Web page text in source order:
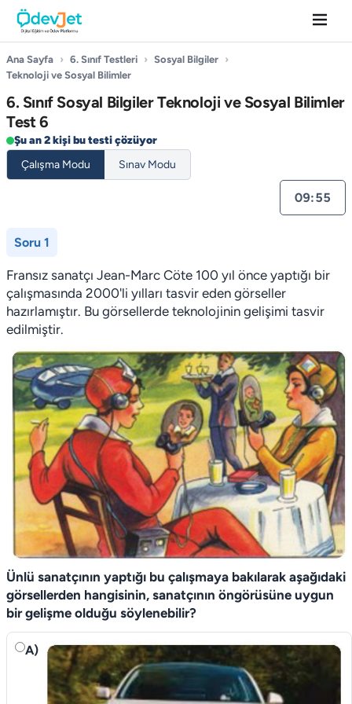
Ana Sayfa › 6. Sınıf Testleri › Sosyal Bilgiler ›
Teknoloji ve Sosyal Bilimler
6. Sınıf Sosyal Bilgiler Teknoloji ve Sosyal Bilimler
Test 6
Şu an 2 kişi bu testi çözüyor
Çalışma Modu
Sınav Modu
09:54
Soru 1
Fransız sanatçı Jean-Marc Cöte 100 yıl önce yaptığı bir
çalışmasında 2000'li yılları tasvir eden görseller
hazırlamıştır. Bu görsellerde teknolojinin gelişimi tasvir
edilmiştir.
Ünlü sanatçının yaptığı bu çalışmaya bakılarak aşağıdaki
görsellerden hangisinin, sanatçının öngörüsüne uygun
bir gelişme olduğu söylenebilir?
A)